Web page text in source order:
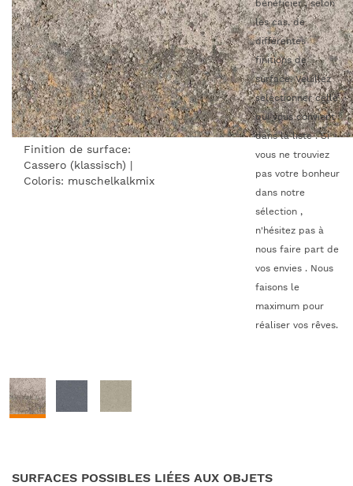
Finition de surface:
Cassero (klassisch) |
Coloris: muschelkalkmix
bénéficier , selon
les cas, de
différentes
finitions de
surface. Veuillez
selectionner celle
qui vous convient
dans la liste . Si
vous ne trouviez
pas votre bonheur
dans notre
sélection ,
n'hésitez pas à
nous faire part de
vos envies . Nous
faisons le
maximum pour
réaliser vos rêves.
SURFACES POSSIBLES LIÉES AUX OBJETS